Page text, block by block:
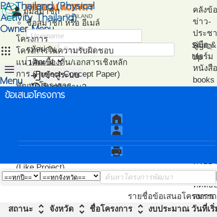
PA Thailand (Physical
Activity Thailand)
Owner Menu
apps
personมุมสมาชิก
ชื่อสมาชิก หรือ อีเมล์
รหัสผ่าน visibility_off
loginเข้าสู่ระบบ
restoreลืมรหัสผ่าน?
Sign
Up
menu
Menu
หน้า
โครงการ
โครงการในความรับผิดชอบ
แนวคิดเบื้องต้น/เอกสารเชิงหลัก
การ (Project Concept Paper)
พัฒนาโครงการ
(Project Development)
(Project Mapping)
(Like Project)
คลังข้
ข่าว-
ประช
คู่มือ
ฟอร์ม
หนังสื
books
โปรแ
ทดสอ
สมรร
ข้อเสนอโครงการ
home
person
print
รายชื่อข้อเสนอโครงการ
สถานะ
unfold_more จังหวัด unfold_more ชื่อโครงการ unfold_more งบประมาณ วันที่เ